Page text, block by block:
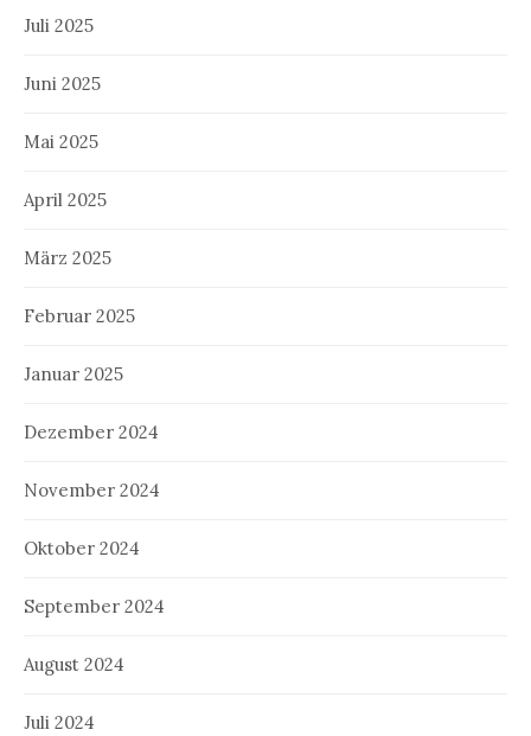
Juli 2025
Juni 2025
Mai 2025
April 2025
März 2025
Februar 2025
Januar 2025
Dezember 2024
November 2024
Oktober 2024
September 2024
August 2024
Juli 2024